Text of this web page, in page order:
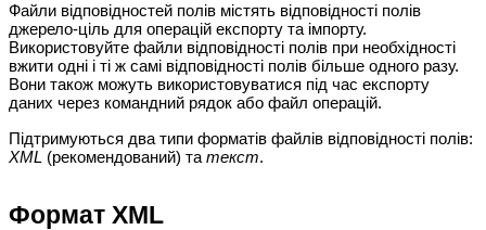
Файли відповідностей полів містять відповідності полів
джерело-ціль для операцій експорту та імпорту.
Використовуйте файли відповідності полів при необхідності
вжити одні і ті ж самі відповідності полів більше одного разу.
Вони також можуть використовуватися під час експорту
даних через командний рядок або файл операцій.
Підтримуються два типи форматів файлів відповідності полів:
XML (рекомендований) та текст.
Формат XML